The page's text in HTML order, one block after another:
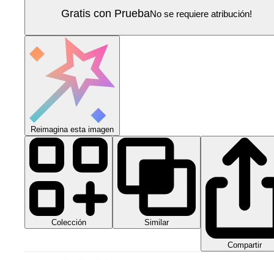
Gratis con PruebaNo se requiere atribución!
Reimagina esta imagen
Colección Similar
Compartir